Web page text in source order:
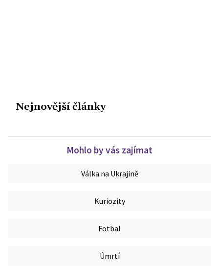
Nejnovější články
Mohlo by vás zajímat
Válka na Ukrajině
Kuriozity
Fotbal
Úmrtí